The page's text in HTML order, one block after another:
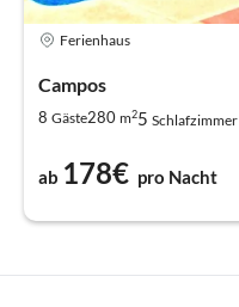
Ferienhaus
Campos
8 Gäste280 m25 Schlafzimmer
ab 178€ pro Nacht